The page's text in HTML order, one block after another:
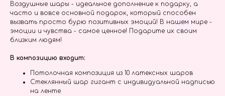
Воздушные шары - идеальное дополнение к подарку, а
часто и вовсе основной подарок, который способен
вызвать просто бурю позитивных эмоций! В нашем мире -
эмоции и чувства - самое ценное! Подарите их своим
близким людям!
В композицию входит:
Потолочная композиция из 10 латексных шаров
Стеклянный шар гигант с индивидуальной надписью
на ленте